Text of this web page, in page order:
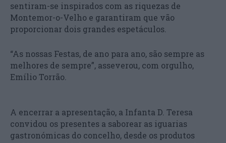
sentiram-se inspirados com as riquezas de
Montemor-o-Velho e garantiram que vão
proporcionar dois grandes espetáculos.
“As nossas Festas, de ano para ano, são sempre as
melhores de sempre”, asseverou, com orgulho,
Emílio Torrão.
A encerrar a apresentação, a Infanta D. Teresa
convidou os presentes a saborear as iguarias
gastronómicas do concelho, desde os produtos